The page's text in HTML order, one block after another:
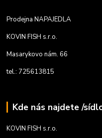
Prodejna NAPAJEDLA
KOVIN FISH s.r.o.
Masarykovo nám. 66
tel.: 725613815
Kde nás najdete /
KOVIN FISH s.r.o.